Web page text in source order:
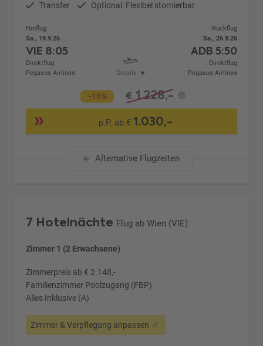
Transfer Optional: Flexibel stornierbar
Hinflug
Sa., 19.9.26
VIE 8:05
Direktflug
Pegasus Airlines
Details
Rückflug
Sa., 26.9.26
ADB 5:50
Direktflug
Pegasus Airlines
-16% € 1.228,-
p.P. ab €1.030,-
Alternative Flugzeiten
7 Hotelnächte Flug ab Wien (VIE)
Zimmer 1 (2 Erwachsene)
Zimmerpreis ab € 2.148,-
Familienzimmer Poolzugang (FBP)
Alles Inklusive (A)
Zimmer & Verpflegung anpassen